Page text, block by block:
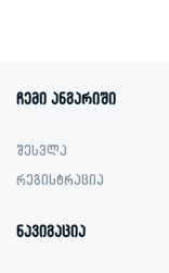
ჩემი ანგარიში
შესვლა
რეგისტრაცია
ნავიგაცია